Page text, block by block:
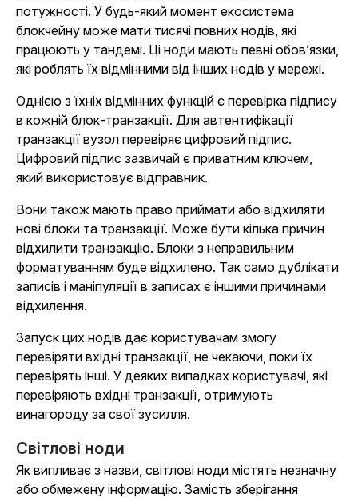
потужності. У будь-який момент екосистема
блокчейну може мати тисячі повних нодів, які
працюють у тандемі. Ці ноди мають певні обов’язки,
які роблять їх відмінними від інших нодів у мережі.
Однією з їхніх відмінних функцій є перевірка підпису
в кожній блок-транзакції. Для автентифікації
транзакції вузол перевіряє цифровий підпис.
Цифровий підпис зазвичай є приватним ключем,
який використовує відправник.
Вони також мають право приймати або відхиляти
нові блоки та транзакції. Може бути кілька причин
відхилити транзакцію. Блоки з неправильним
форматуванням буде відхилено. Так само дублікати
записів і маніпуляції в записах є іншими причинами
відхилення.
Запуск цих нодів дає користувачам змогу
перевіряти вхідні транзакції, не чекаючи, поки їх
перевірять інші. У деяких випадках користувачі, які
перевіряють вхідні транзакції, отримують
винагороду за свої зусилля.
Світлові ноди
Як випливає з назви, світлові ноди містять незначну
або обмежену інформацію. Замість зберігання